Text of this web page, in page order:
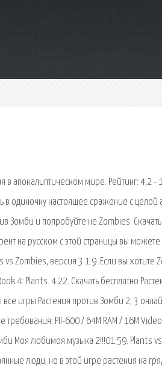
апокалиптическом мире. Рейтинг: 4,2 -
в одиночку настоящее сражение с
Зомби и попробуйте не Zombies.
на русском с этой страницы вы можете
vs Zombies, версия 3.1.9. Если вы
4: Plants. 4.22. Скачать бесплатно
игры Растения против Зомби 2, 3
PII-600 / 64M RAM / 16M
Моя любимоя музыка 2!!!01:59. Plants
люди, но в этой игре растения на